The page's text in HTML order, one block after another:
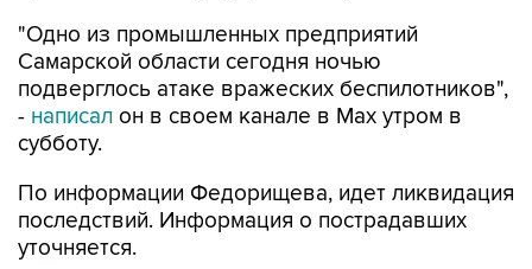
"Одно из промышленных предприятий
Самарской области сегодня ночью
подверглось атаке вражеских беспилотников",
- написал он в своем канале в Max утром в
субботу.
По информации Федорищева, идет ликвидация
последствий. Информация о пострадавших
уточняется.